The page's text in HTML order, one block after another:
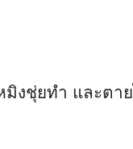
งชุ่ยทำ และตา